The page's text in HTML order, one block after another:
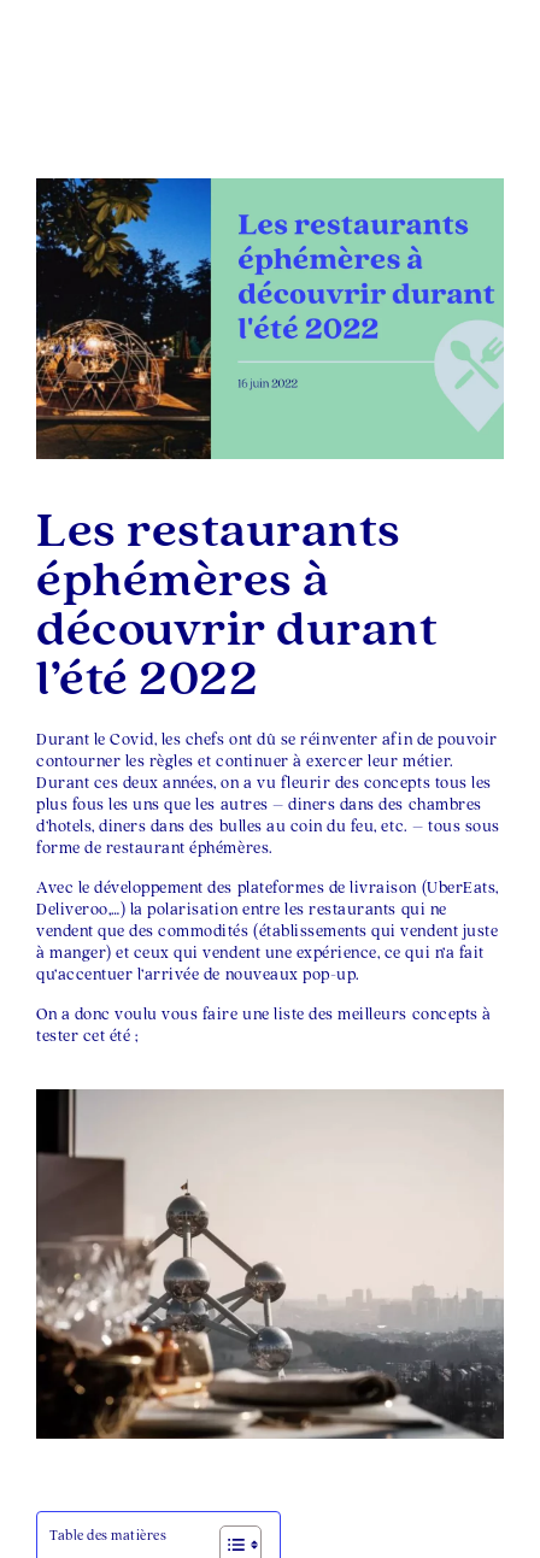
Les restaurants
éphémères à
découvrir durant
l’été 2022
Durant le Covid, les chefs ont dû se réinventer afin de pouvoir
contourner les règles et continuer à exercer leur métier.
Durant ces deux années, on a vu fleurir des concepts tous les
plus fous les uns que les autres – diners dans des chambres
d’hotels, diners dans des bulles au coin du feu, etc. – tous sous
forme de restaurant éphémères.
Avec le développement des plateformes de livraison (UberEats,
Deliveroo,…) la polarisation entre les restaurants qui ne
vendent que des commodités (établissements qui vendent juste
à manger) et ceux qui vendent une expérience, ce qui n’a fait
qu’accentuer l’arrivée de nouveaux pop-up.
On a donc voulu vous faire une liste des meilleurs concepts à
tester cet été ;
Table des matières